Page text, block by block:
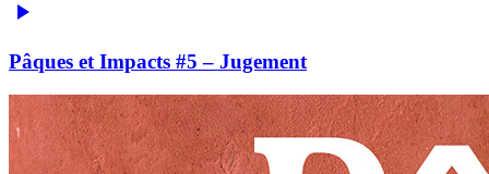
Pâques et Impacts #5 – Jugement